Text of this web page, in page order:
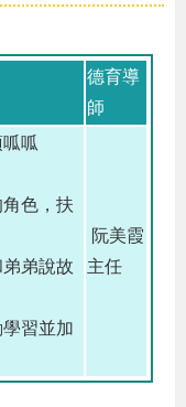
德育導
師
呱
色，扶
弟說故
習並加
阮美霞
主任